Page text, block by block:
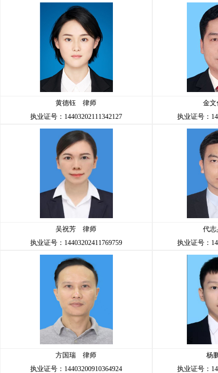
黄德钰 律师
执业证号：14403202111342127
金
执业证号：
吴祝芳 律师
执业证号：14403202411769759
代
执业证号：
方国瑞 律师
执业证号：14403200910364924
杨
执业证号：